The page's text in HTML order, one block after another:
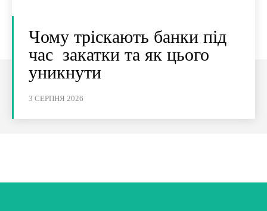
Чому тріскають банки під
час закатки та як цього
уникнути
3 СЕРПНЯ 2026